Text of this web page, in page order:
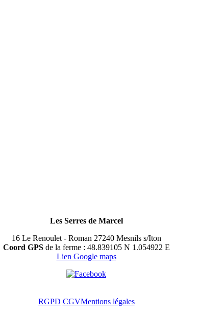
Les Serres de Marcel
16 Le Renoulet - Roman 27240 Mesnils s/Iton
Coord GPSde la ferme : 48.839105 N 1.054922 E
Lien Google maps
RGPD CGVMentions légales